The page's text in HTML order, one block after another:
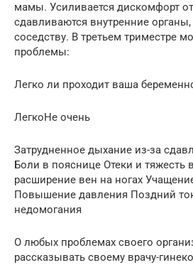
мамы. Усиливается дискомфорт
сдавливаются внутренние
соседству. В третьем триместре
проблемы:
Легко ли проходит ваша
ЛегкоНе очень
Затрудненное дыхание из-за
Боли в пояснице Отеки и тяжесть
расширение вен на ногах
Повышение давления Поздний
недомогания
О любых проблемах своего
рассказывать своему врачу-